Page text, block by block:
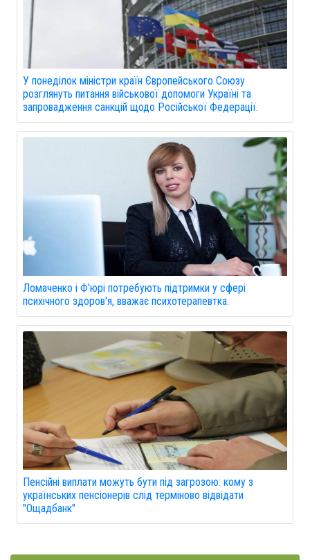
У понеділок міністри країн Європейського Союзу
розглянуть питання військової допомоги Україні та
запровадження санкцій щодо Російської Федерації.
Ломаченко і Ф'юрі потребують підтримки у сфері
психічного здоров'я, вважає психотерапевтка.
Пенсійні виплати можуть бути під загрозою: кому з
українських пенсіонерів слід терміново відвідати
"Ощадбанк"